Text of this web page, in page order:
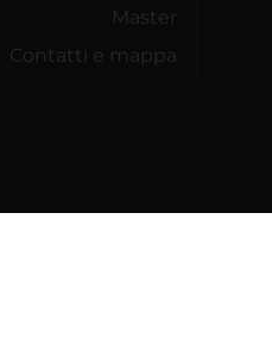
Master
Contatti e mappa